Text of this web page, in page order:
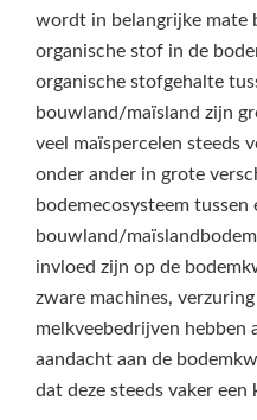
wordt in belangrijke mate
organische stof in de
organische stofgehalte
bouwland/maïsland zijn
veel maïspercelen steeds
onder ander in grote
bodemecosysteem tussen
bouwland/
invloed zijn op de
zware machines,
melkveebedrijven hebben
aandacht aan de
dat deze steeds vaker